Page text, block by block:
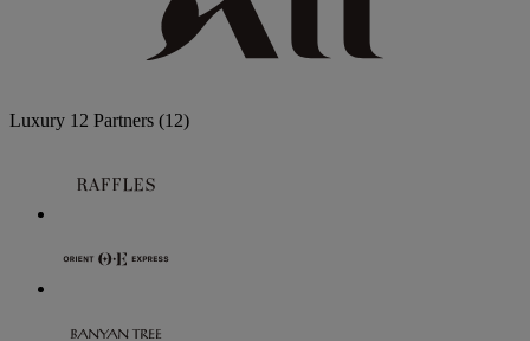
Luxury 12 Partners (12)